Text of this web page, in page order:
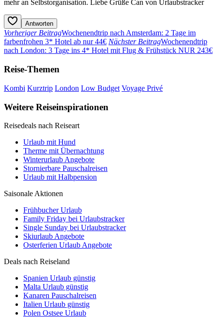
mehr an Selbstorganisation. Liebe Grüße Can von Urlaubstracker
Antworten
Vorheriger BeitragWochenendtrip nach Amsterdam: 2 Tage im
farbenfrohen 3* Hotel ab nur 44€ Nächster BeitragWochenendtrip
nach London: 3 Tage ins 4* Hotel mit Flug & Frühstück NUR 243€
Reise-Themen
Kombi Kurztrip London Low Budget Voyage Privé
Weitere Reiseinspirationen
Reisedeals nach Reiseart
Urlaub mit Hund
Therme mit Übernachtung
Winterurlaub Angebote
Stornierbare Pauschalreisen
Urlaub mit Halbpension
Saisonale Aktionen
Frühbucher Urlaub
Family Friday bei Urlaubstracker
Single Sunday bei Urlaubstracker
Skiurlaub Angebote
Osterferien Urlaub Angebote
Deals nach Reiseland
Spanien Urlaub günstig
Malta Urlaub günstig
Kanaren Pauschalreisen
Italien Urlaub günstig
Polen Ostsee Urlaub